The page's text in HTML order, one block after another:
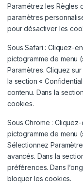
Paramétrez les Règles
paramètres
pour désactiver les
Sous Safari : Cliquez-
pictogramme de menu
Paramètres. Cliquez
la section «
contenu. Dans la
cookies.
Sous Chrome :
pictogramme de menu
Sélectionnez
avancés. Dans la
préférences. Dans
bloquer les cookies.